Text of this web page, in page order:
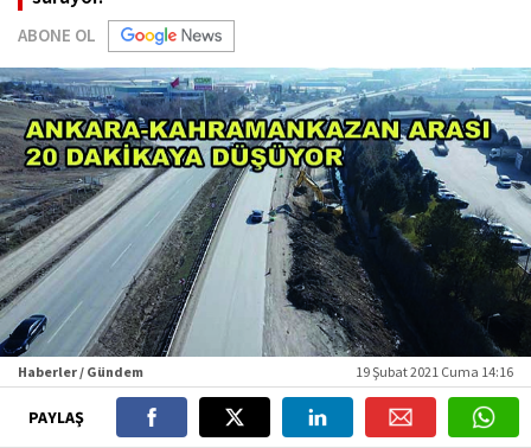
ABONE OL
Haberler / Gündem 19 Şubat 2021 Cuma 14:16
PAYLAŞ